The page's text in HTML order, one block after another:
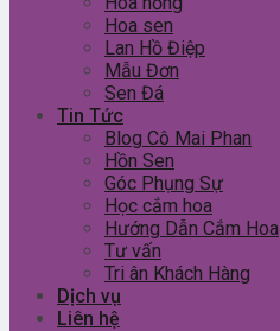
Hoa sen
Lan Hồ Điệp
Mẫu Đơn
Sen Đá
Tin Tức
Blog Cô Mai Phan
Hồn Sen
Góc Phụng Sự
Học cắm hoa
Hướng Dẫn Cắm Hoa
Tư vấn
Tri ân Khách Hàng
Dịch vụ
Liên hệ